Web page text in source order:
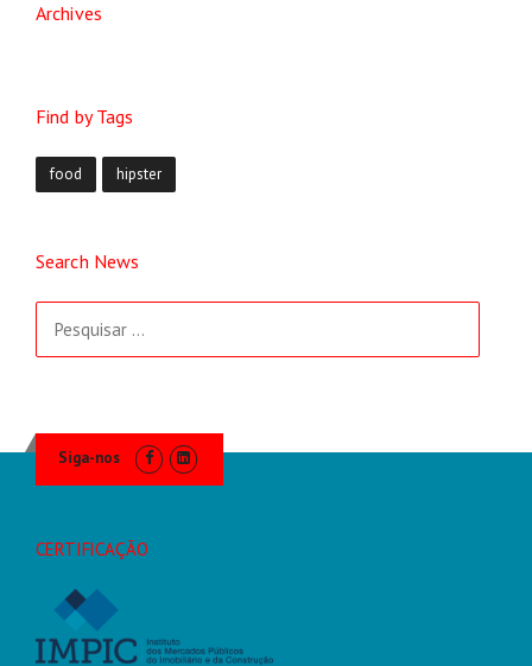
Archives
Find by Tags
food hipster
Search News
Siga-nos
CERTIFICAÇÃO